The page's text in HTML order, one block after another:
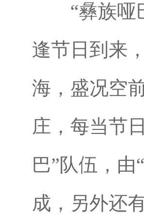
“彝族哑巴
逢节日到来
海，盛况空
庄，每当节
巴”队伍，由
成，另外还